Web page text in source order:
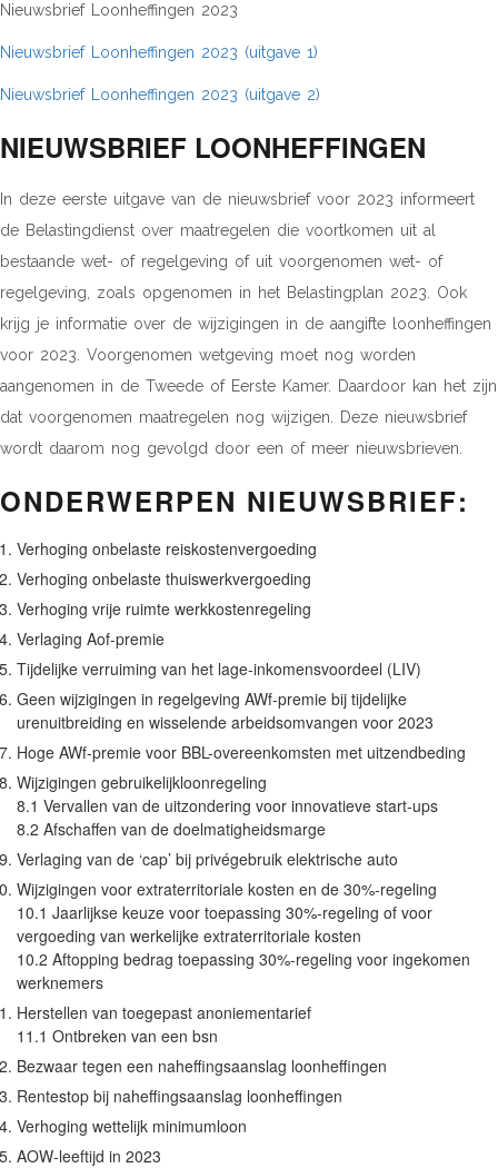
Nieuwsbrief Loonheffingen 2023
Nieuwsbrief Loonheffingen 2023 (uitgave 1)
Nieuwsbrief Loonheffingen 2023 (uitgave 2)
NIEUWSBRIEF LOONHEFFINGEN
In deze eerste uitgave van de nieuwsbrief voor 2023 informeert
de Belastingdienst over maatregelen die voortkomen uit al
bestaande wet- of regelgeving of uit voorgenomen wet- of
regelgeving, zoals opgenomen in het Belastingplan 2023. Ook
krijg je informatie over de wijzigingen in de aangifte loonheffingen
voor 2023. Voorgenomen wetgeving moet nog worden
aangenomen in de Tweede of Eerste Kamer. Daardoor kan het zijn
dat voorgenomen maatregelen nog wijzigen. Deze nieuwsbrief
wordt daarom nog gevolgd door een of meer nieuwsbrieven.
ONDERWERPEN NIEUWSBRIEF:
Verhoging onbelaste reiskostenvergoeding
Verhoging onbelaste thuiswerkvergoeding
Verhoging vrije ruimte werkkostenregeling
Verlaging Aof-premie
Tijdelijke verruiming van het lage-inkomensvoordeel (LIV)
Geen wijzigingen in regelgeving AWf-premie bij tijdelijke
urenuitbreiding en wisselende arbeidsomvangen voor 2023
Hoge AWf-premie voor BBL-overeenkomsten met uitzendbeding
Wijzigingen gebruikelijkloonregeling
8.1 Vervallen van de uitzondering voor innovatieve start-ups
8.2 Afschaffen van de doelmatigheidsmarge
Verlaging van de ‘cap’ bij privégebruik elektrische auto
Wijzigingen voor extraterritoriale kosten en de 30%-regeling
10.1 Jaarlijkse keuze voor toepassing 30%-regeling of voor
vergoeding van werkelijke extraterritoriale kosten
10.2 Aftopping bedrag toepassing 30%-regeling voor ingekomen
werknemers
Herstellen van toegepast anoniementarief
11.1 Ontbreken van een bsn
Bezwaar tegen een naheffingsaanslag loonheffingen
Rentestop bij naheffingsaanslag loonheffingen
Verhoging wettelijk minimumloon
AOW-leeftijd in 2023